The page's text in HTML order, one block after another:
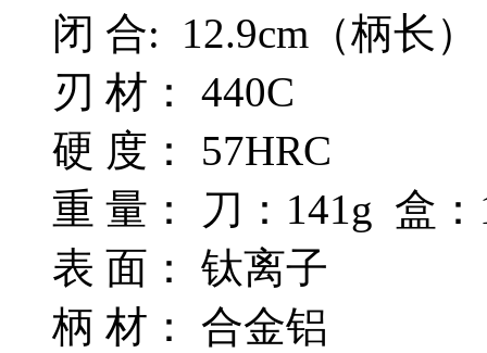
闭 合: 12.9cm（柄长）
刃 材： 440C
硬 度： 57HRC
重 量： 刀：141g 盒：
表 面： 钛离子
柄 材： 合金铝